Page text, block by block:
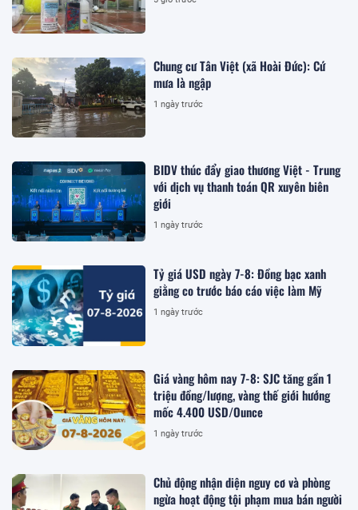
Chung cư Tân Việt (xã Hoài Đức): Cứ
mưa là ngập
1 ngày trước
BIDV thúc đẩy giao thương Việt - Trung
với dịch vụ thanh toán QR xuyên biên
giới
1 ngày trước
Tỷ giá USD ngày 7-8: Đồng bạc xanh
giằng co trước báo cáo việc làm Mỹ
1 ngày trước
Giá vàng hôm nay 7-8: SJC tăng gần 1
triệu đồng/lượng, vàng thế giới hướng
mốc 4.400 USD/Ounce
1 ngày trước
Chủ động nhận diện nguy cơ và phòng
ngừa hoạt động tội phạm mua bán người